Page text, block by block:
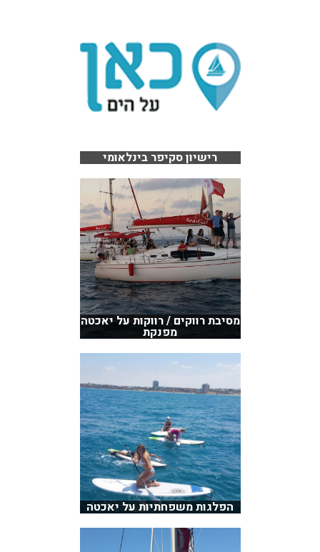
רישיון סקיפר בינלאומי
מסיבת רווקים / רווקות על יאכטה
מפנקת
הפלגות משפחתיות על יאכטה